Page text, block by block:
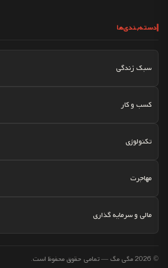
دسته‌بندی‌ها
سبک زندگی
کسب و کار
تکنولوژی
مهاجرت
مالی و سرمایه گذاری
© 2026 مگی مگ — تمامی حقوق محفوظ است.